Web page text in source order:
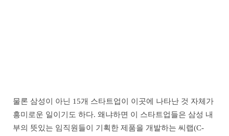
물론 삼성이 아닌 15개 스타트업이 이곳에 나타난 것 자체가
흥미로운 일이기도 하다. 왜냐하면 이 스타트업들은 삼성 내
부의 뜻있는 임직원들이 기획한 제품을 개발하는 씨랩(C-